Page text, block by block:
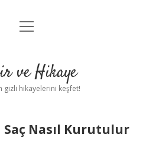
Anasayfa
Yasal Uyarı
menüyü
ve Hikaye
gizli hikayelerini keşfet!
Nasıl Kurutulur